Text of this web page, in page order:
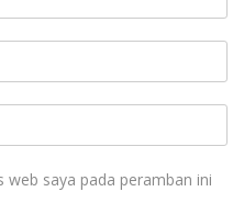
web saya pada peramban ini